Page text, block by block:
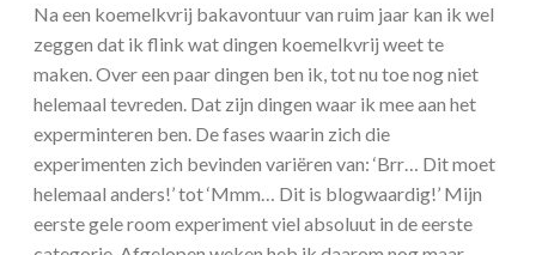
Na een koemelkvrij bakavontuur van ruim jaar kan ik wel
zeggen dat ik flink wat dingen koemelkvrij weet te
maken. Over een paar dingen ben ik, tot nu toe nog niet
helemaal tevreden. Dat zijn dingen waar ik mee aan het
experminteren ben. De fases waarin zich die
experimenten zich bevinden variëren van: ‘Brr… Dit moet
helemaal anders!’ tot ‘Mmm… Dit is blogwaardig!’ Mijn
eerste gele room experiment viel absoluut in de eerste